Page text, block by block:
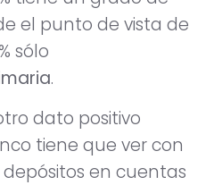
el punto de vista de
sólo
.
dato positivo
tiene que ver con
en cuentas